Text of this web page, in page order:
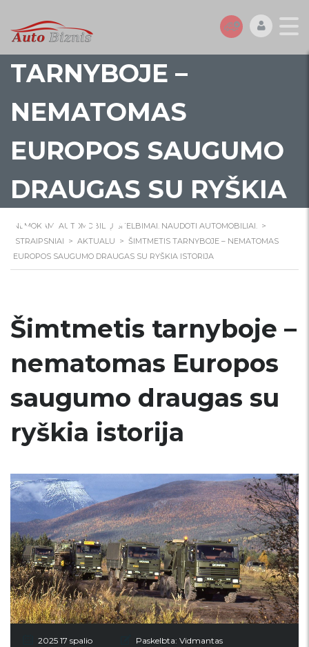
ŠIMTMETIS
TARNYBOJE –
NEMATOMAS
EUROPOS SAUGUMO
DRAUGAS SU RYŠKIA
ISTORIJA
NEMOKAMI AUTOMOBILIŲ SKELBIMAI. NAUDOTI AUTOMOBILIAI. >
STRAIPSNIAI > AKTUALU > ŠIMTMETIS TARNYBOJE – NEMATOMAS
EUROPOS SAUGUMO DRAUGAS SU RYŠKIA ISTORIJA
Šimtmetis tarnyboje –
nematomas Europos
saugumo draugas su
ryškia istorija
2025 17 spalio Paskelbta: Vidmantas